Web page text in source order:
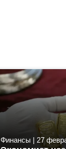
Финансы | 27